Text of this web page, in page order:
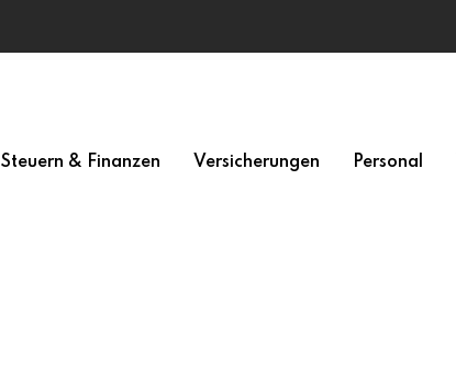
Steuern & Finanzen Versicherungen Personal